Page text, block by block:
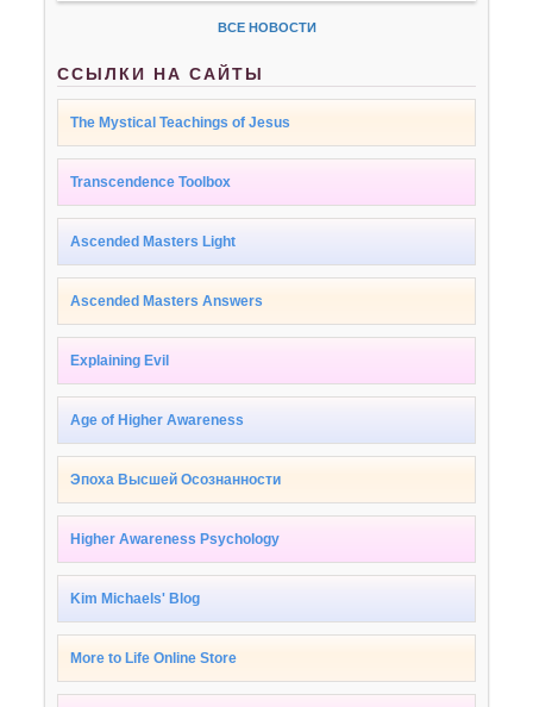
ВСЕ НОВОСТИ
ССЫЛКИ НА САЙТЫ
The Mystical Teachings of Jesus
Transcendence Toolbox
Ascended Masters Light
Ascended Masters Answers
Explaining Evil
Age of Higher Awareness
Эпоха Высшей Осознанности
Higher Awareness Psychology
Kim Michaels' Blog
More to Life Online Store